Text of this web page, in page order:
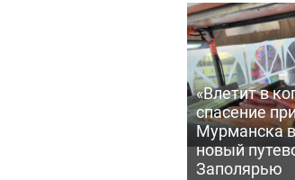
«Влетит в
спасение
Мурманска
новый
Заполярью